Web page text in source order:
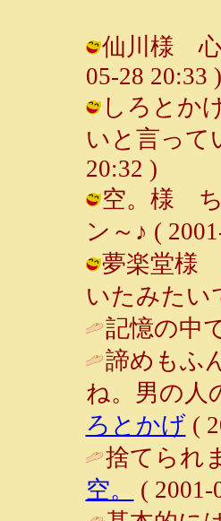
仙川様 心
05-28 20:33 )
しろとか
いと言って
20:32 )
空。様 ち
ン～♪ (
夢楽堂様
いたみたい
記憶の中
諦めもふ
ね。男の人
ろとかげ(
捨てられ
空。
( 2001-